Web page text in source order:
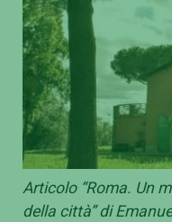
Articolo “Roma. Un
della città” di